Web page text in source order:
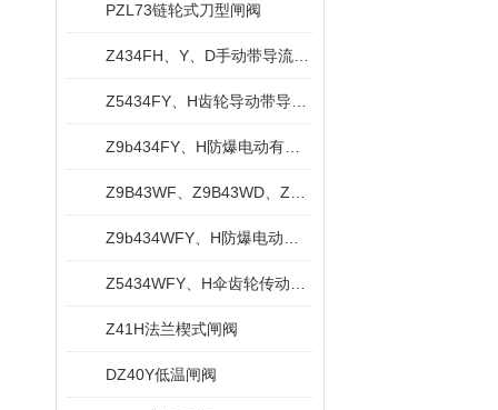
PZL73链轮式刀型闸阀
Z41H法兰楔式闸阀
DZ40Y低温闸阀